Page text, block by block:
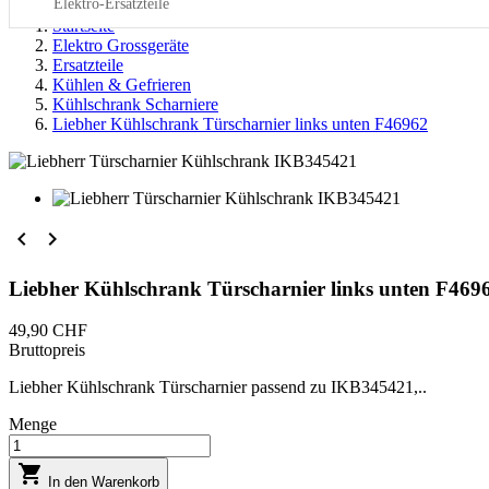
Elektro-Ersatzteile
Startseite
Elektro Grossgeräte
Ersatzteile
Kühlen & Gefrieren
Kühlschrank Scharniere
Liebher Kühlschrank Türscharnier links unten F46962
 
Liebher Kühlschrank Türscharnier links unten
49,90 CHF
Bruttopreis
Liebher Kühlschrank Türscharnier passend zu IKB345421,..
Menge
 In den Warenkorb